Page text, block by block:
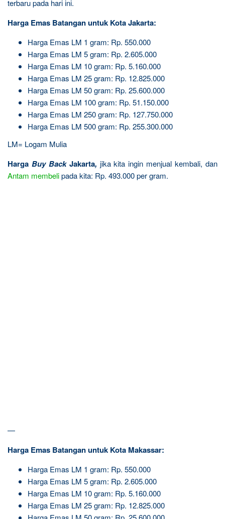
terbaru pada hari ini.
Harga Emas Batangan untuk Kota Jakarta:
Harga Emas LM 1 gram: Rp. 550.000
Harga Emas LM 5 gram: Rp. 2.605.000
Harga Emas LM 10 gram: Rp. 5.160.000
Harga Emas LM 25 gram: Rp. 12.825.000
Harga Emas LM 50 gram: Rp. 25.600.000
Harga Emas LM 100 gram: Rp. 51.150.000
Harga Emas LM 250 gram: Rp. 127.750.000
Harga Emas LM 500 gram: Rp. 255.300.000
LM= Logam Mulia
Harga Buy Back Jakarta, jika kita ingin menjual kembali, dan
Antam membelipada kita: Rp. 493.000 per gram.
—
Harga Emas Batangan untuk Kota Makassar:
Harga Emas LM 1 gram: Rp. 550.000
Harga Emas LM 5 gram: Rp. 2.605.000
Harga Emas LM 10 gram: Rp. 5.160.000
Harga Emas LM 25 gram: Rp. 12.825.000